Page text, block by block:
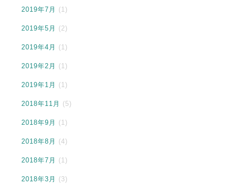
2019年7月 (1)
2019年5月 (2)
2019年4月 (1)
2019年2月 (1)
2019年1月 (1)
2018年11月 (5)
2018年9月 (1)
2018年8月 (4)
2018年7月 (1)
2018年3月 (3)